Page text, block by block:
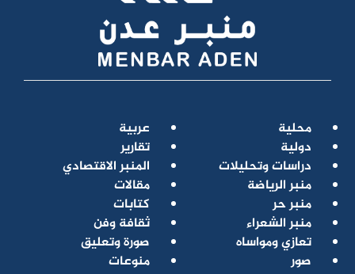
محلية
عربية
دولية
تقارير
دراسات وتحليلات
المنبر الاقتصادي
منبر الرياضة
مقالات
منبر حر
كتابات
منبر الشعراء
ثقافة وفن
تعازي ومواساه
صورة وتعليق
صور
منوعات